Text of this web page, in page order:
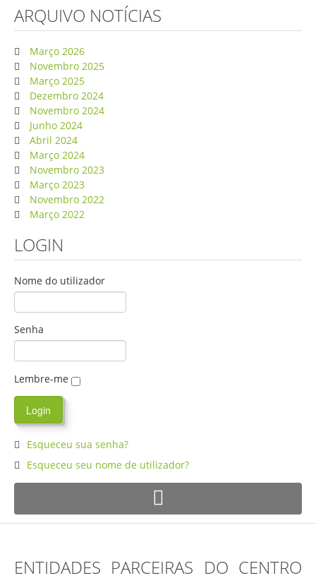
ARQUIVO NOTÍCIAS
Março 2026
Novembro 2025
Março 2025
Dezembro 2024
Novembro 2024
Junho 2024
Abril 2024
Março 2024
Novembro 2023
Março 2023
Novembro 2022
Março 2022
LOGIN
Nome do utilizador
Senha
Lembre-me
Esqueceu sua senha?
Esqueceu seu nome de utilizador?
ENTIDADES PARCEIRAS DO CENTRO